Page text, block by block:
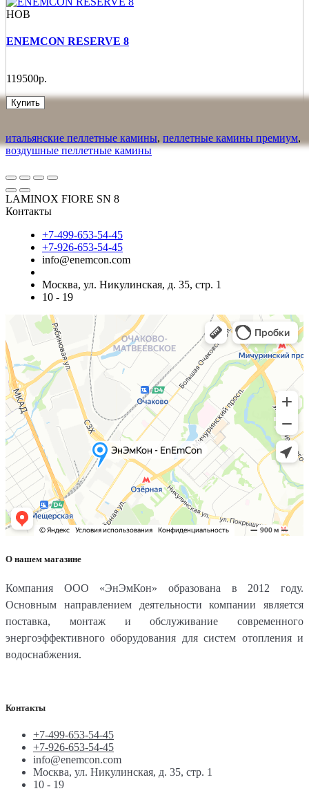
НОВ
ENEMCON RESERVE 8
119500р.
Купить
итальянские пеллетные камины, пеллетные камины премиум,
воздушные пеллетные камины
LAMINOX FIORE SN 8
Контакты
+7-499-653-54-45
+7-926-653-54-45
info@enemcon.com
Москва, ул. Никулинская, д. 35, стр. 1
10 - 19
О нашем магазине
Компания ООО «ЭнЭмКон» образована в 2012 году.
Основным направлением деятельности компании является
поставка, монтаж и обслуживание современного
энергоэффективного оборудования для систем отопления и
водоснабжения.
Контакты
+7-499-653-54-45
+7-926-653-54-45
info@enemcon.com
Москва, ул. Никулинская, д. 35, стр. 1
10 - 19